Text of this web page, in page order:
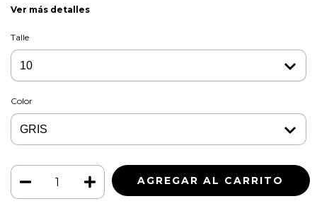
Ver más detalles
Talle
Color